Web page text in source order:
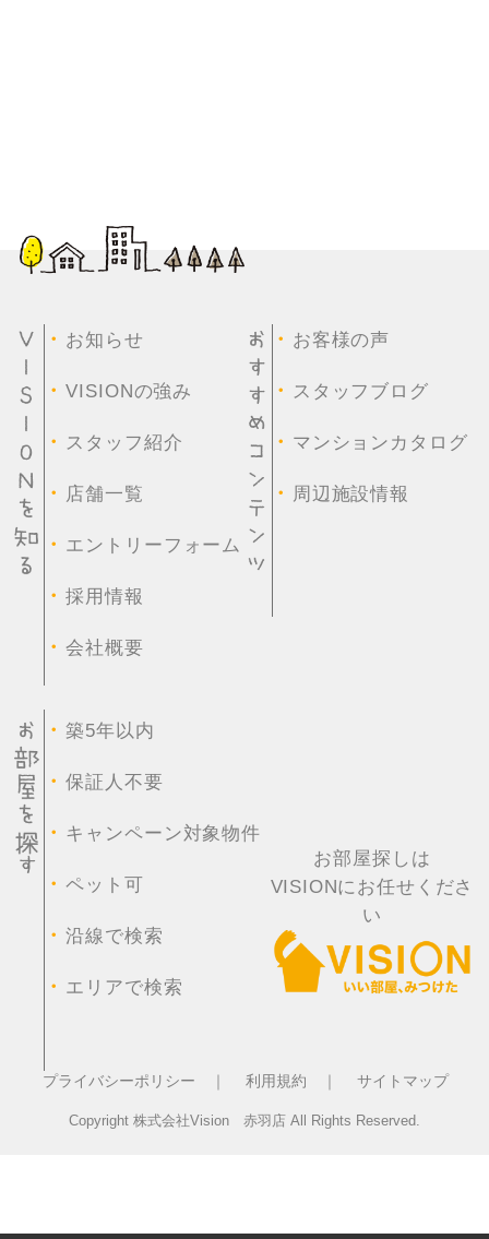
・ お知らせ
・VISIONの強み
・ スタッフ紹介
・ 店舗一覧
・ エントリーフォーム
・採用情報
・会社概要
・ お客様の声
・ スタッフブログ
・ マンションカタログ
・ 周辺施設情報
・築5年以内
・保証人不要
・ キャンペーン対象物件
・ペット可
・沿線で検索
・ エリアで検索
お部屋探しは
VISIONにお任せくださ
い
プライバシーポリシー ｜ 利用規約 ｜ サイトマップ
Copyright 株式会社Vision 赤羽店 All Rights Reserved.